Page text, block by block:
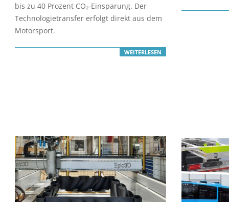
bis zu 40 Prozent CO₂-Einsparung. Der
Technologietransfer erfolgt direkt aus dem
Motorsport.
WEITERLESEN